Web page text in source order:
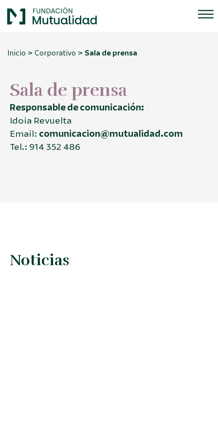
Inicio > Corporativo > Sala de prensa
Sala de prensa
Responsable de comunicación:
Idoia Revuelta
Email: comunicacion@mutualidad.com
Tel.: 914 352 486
Noticias